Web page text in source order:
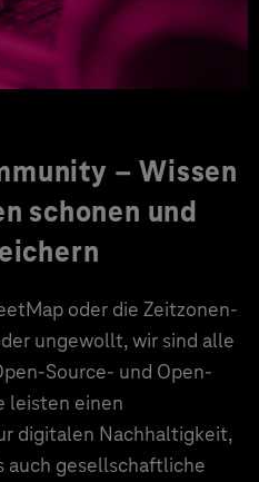
– Wissen
schonen und
oder die Zeitzonen-
ungewollt, wir sind alle
Source- und Open-
leisten einen
digitalen Nachhaltigkeit,
auch gesellschaftliche